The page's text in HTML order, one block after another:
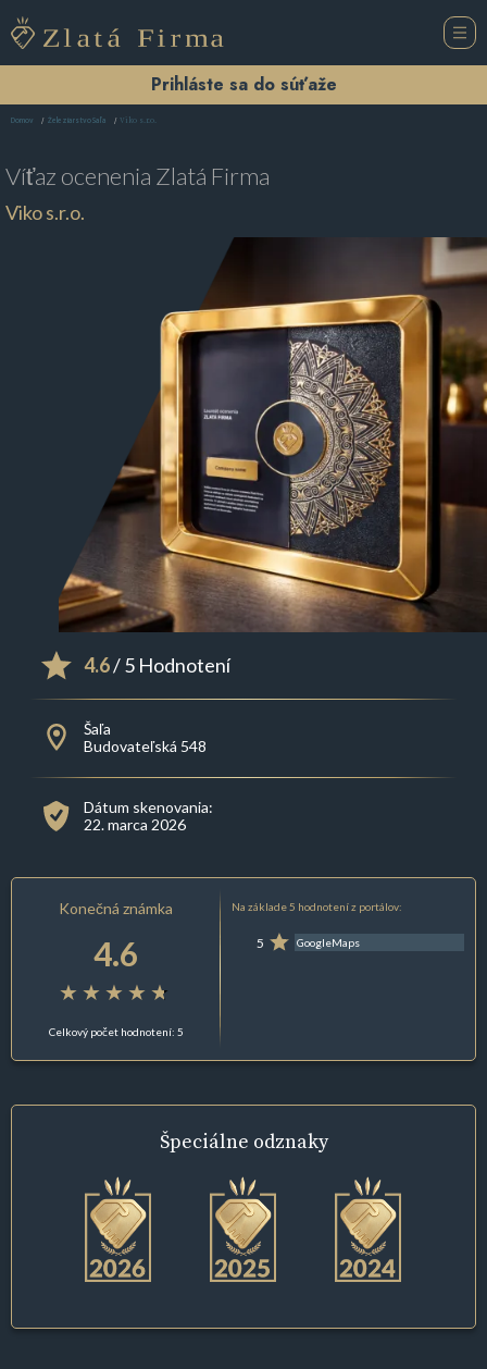
Prihláste sa do súťaže
Domov Železiarstvo Šaľa Viko s.r.o.
Víťaz ocenenia Zlatá Firma
Viko s.r.o.
4.6/ 5 Hodnotení
Šaľa
Budovateľská 548
Dátum skenovania:
22. marca 2026
Konečná známka
4.6
Celkový počet hodnotení: 5
Na základe 5 hodnotení z portálov:
5 GoogleMaps
Špeciálne odznaky